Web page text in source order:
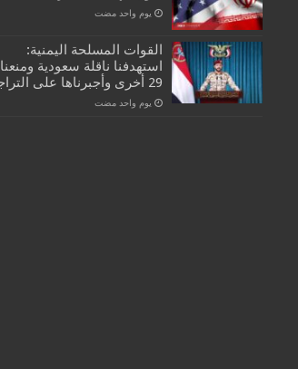
‏يوم واحد مضت
القوات المسلحة اليمنية:
استهدفنا ناقلة سعودية ومنعنا
29 أخرى وأجبرناها على التراجع
‏يوم واحد مضت